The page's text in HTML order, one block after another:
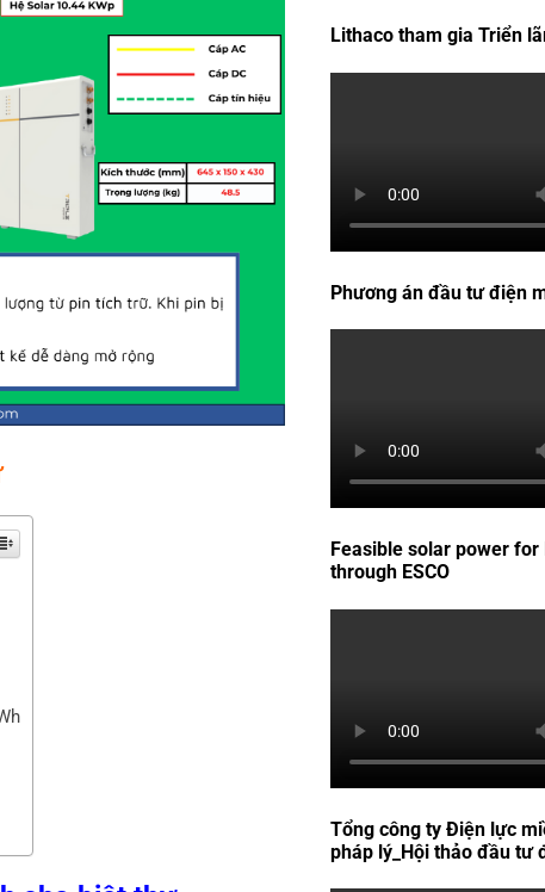
Lithaco tham gia Triển
Phương án đầu tư điện
Feasible solar power
through ESCO
Tổng công ty Điện lực
pháp lý_Hội thảo đầu tư